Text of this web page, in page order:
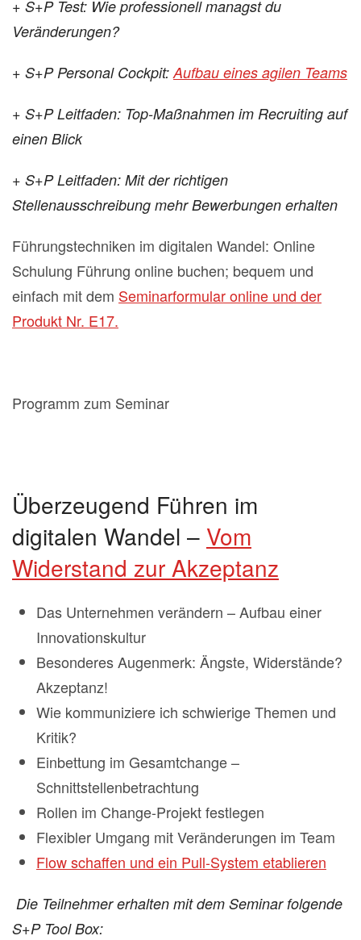
+ S+P Test: Wie professionell managst du
Veränderungen?
+ S+P Personal Cockpit:Aufbau eines agilen Teams
+ S+P Leitfaden: Top-Maßnahmen im Recruiting auf
einen Blick
+ S+P Leitfaden: Mit der richtigen
Stellenausschreibung mehr Bewerbungen erhalten
Führungstechniken im digitalen Wandel: Online
Schulung Führung online buchen; bequem und
einfach mit dem Seminarformular online und der
Produkt Nr. E17.
Programm zum Seminar
Überzeugend Führen im
digitalen Wandel – Vom
Widerstand zur Akzeptanz
Das Unternehmen verändern – Aufbau einer
Innovationskultur
Besonderes Augenmerk: Ängste, Widerstände?
Akzeptanz!
Wie kommuniziere ich schwierige Themen und
Kritik?
Einbettung im Gesamtchange –
Schnittstellenbetrachtung
Rollen im Change-Projekt festlegen
Flexibler Umgang mit Veränderungen im Team
Flow schaffen und ein Pull-System etablieren
Die Teilnehmer erhalten mit dem Seminar folgende
S+P Tool Box: